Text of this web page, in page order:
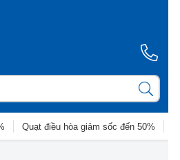
Quạt điều hòa giảm sốc đến 50%